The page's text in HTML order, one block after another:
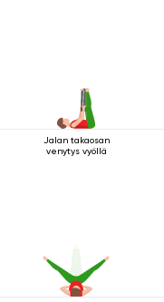
Jalan takaosan
venytys vyöllä